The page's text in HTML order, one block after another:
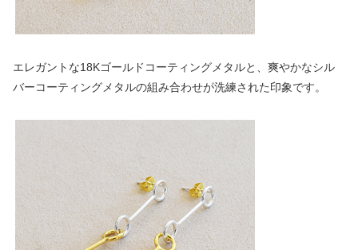
エレガントな18Kゴールドコーティングメタルと、爽やかなシル
バーコーティングメタルの組み合わせが洗練された印象です。